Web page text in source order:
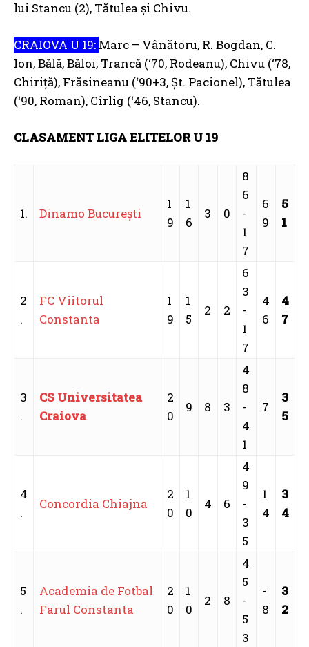
lui Stancu (2), Tătulea și Chivu.
CRAIOVA U 19: Marc – Vânătoru, R. Bogdan, C.
Ion, Bălă, Băloi, Trancă (‘70, Rodeanu), Chivu (‘78,
Chiriță), Frăsineanu (‘90+3, Șt. Pacionel), Tătulea
(‘90, Roman), Cîrlig (‘46, Stancu).
CLASAMENT LIGA ELITELOR U 19
1. Dinamo Bucureşti
1
9
1
6
3 0
8
6
-
1
7
6
9
5
1
2
.
FC Viitorul
Constanta
1
9
1
5
2 2
6
3
-
1
7
4
6
4
7
3
.
CS Universitatea
Craiova
2
0
9 8 3
4
8
-
4
1
7
3
5
4
.
Concordia Chiajna
2
0
1
0
4 6
4
9
-
3
5
1
4
3
4
5
.
Academia de Fotbal
Farul Constanta
2
0
1
0
2 8
4
5
-
5
3
-
8
3
2